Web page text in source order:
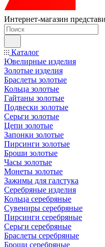
Интернет-магазин
Каталог
Ювелирные изделия
Золотые изделия
Браслеты золотые
Кольца золотые
Гайтаны золотые
Подвески золотые
Серьги золотые
Цепи золотые
Запонки золотые
Пирсинги золотые
Броши золотые
Часы золотые
Монеты золотые
Зажимы для галстука
Серебряные изделия
Кольца серебряные
Сувениры серебряные
Пирсинги серебряные
Серьги серебряные
Браслеты серебряные
Броши серебряные